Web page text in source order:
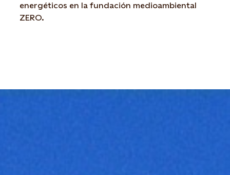
energéticos en la fundación medioambiental
ZERO.